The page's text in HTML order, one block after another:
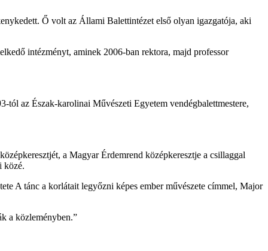
Ő volt az Állami Balettintézet első olyan igazgatója, aki
intézményt, aminek 2006-ban rektora, majd professor
az Észak-karolinai Művészeti Egyetem vendégbalettmestere,
a Magyar Érdemrend középkeresztje a csillaggal
közé.
A tánc a korlátait legyőzni képes ember művészete címmel, Major
a közleményben.”